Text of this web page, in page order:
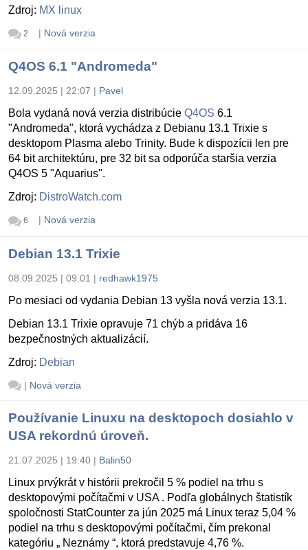
Zdroj: MX linux
2 | Nová verzia
Q4OS 6.1 "Andromeda"
12.09.2025 | 22:07 | Pavel
Bola vydaná nová verzia distribúcie Q4OS 6.1
"Andromeda", ktorá vychádza z Debianu 13.1 Trixie s
desktopom Plasma alebo Trinity. Bude k dispozícii len pre
64 bit architektúru, pre 32 bit sa odporúča staršia verzia
Q4OS 5 "Aquarius".
Zdroj: DistroWatch.com
6 | Nová verzia
Debian 13.1 Trixie
08.09.2025 | 09:01 | redhawk1975
Po mesiaci od vydania Debian 13 vyšla nová verzia 13.1.
Debian 13.1 Trixie opravuje 71 chýb a pridáva 16
bezpečnostných aktualizácií.
Zdroj: Debian
| Nová verzia
Používanie Linuxu na desktopoch dosiahlo v
USA rekordnú úroveň.
21.07.2025 | 19:40 | Balin50
Linux prvýkrát v histórii prekročil 5 % podiel na trhu s
desktopovými počítačmi v USA . Podľa globálnych štatistík
spoločnosti StatCounter za jún 2025 má Linux teraz 5,04 %
podiel na trhu s desktopovými počítačmi, čím prekonal
kategóriu „ Neznámy “, ktorá predstavuje 4,76 %.